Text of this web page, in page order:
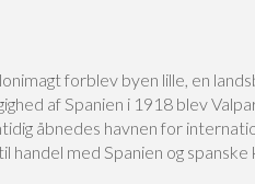
forblev byen lille, en
af Spanien i 1918 blev
åbnedes havnen for
med Spanien og spanske